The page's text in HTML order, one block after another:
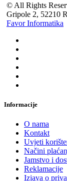
© All Rights
Gripole 2, 52210
Favor Informatika
Informacije
O nama
Kontakt
Uvjeti
Načini
Jamstvo i
Reklamacije
Izjava o